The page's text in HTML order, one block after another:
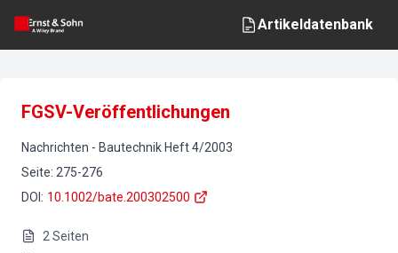
Artikeldatenbank
FGSV-Veröffentlichungen
Nachrichten - Bautechnik Heft4/2003
Seite: 275-276
DOI : 10.1002/bate.200302500
2 Seiten